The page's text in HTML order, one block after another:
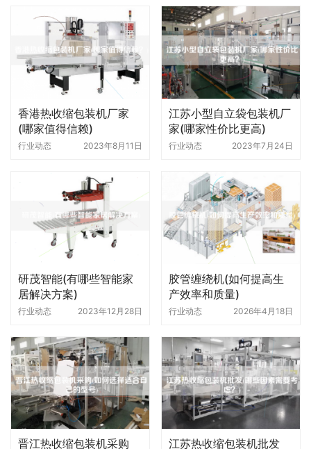
香港热收缩包装机厂家
(哪家值得信赖)
行业动态 2023年8月11日
江苏小型自立袋包装机厂
家(哪家性价比更高)
行业动态 2023年7月24日
研茂智能(有哪些智能家
居解决方案)
行业动态 2023年12月28日
胶管缠绕机(如何提高生
产效率和质量)
行业动态 2026年4月18日
晋江热收缩包装机采购 江苏热收缩包装机批发